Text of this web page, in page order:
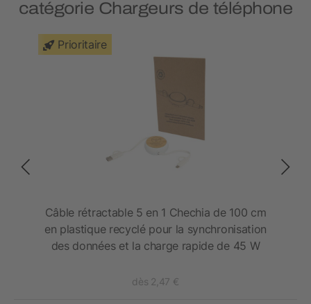
catégorie Chargeurs de téléphone
Prioritaire
Câble rétractable 5 en 1 Chechia de 100 cm
en plastique recyclé pour la synchronisation
des données et la charge rapide de 45 W
dès 2,47 €